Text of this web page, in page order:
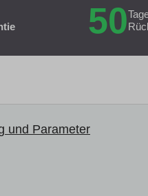
50
und Parameter